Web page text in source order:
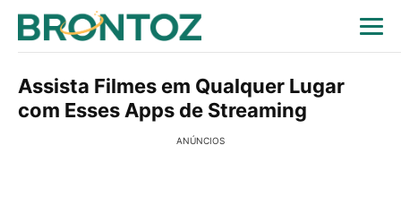
Assista Filmes em Qualquer Lugar
com Esses Apps de Streaming
ANÚNCIOS